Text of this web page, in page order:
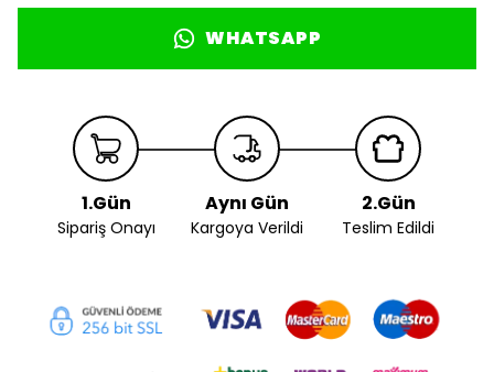
WHATSAPP
1.Gün
Sipariş Onayı
Aynı Gün
Kargoya Verildi
2.Gün
Teslim Edildi